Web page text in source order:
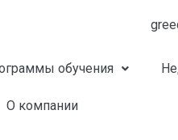
обучения
О компании